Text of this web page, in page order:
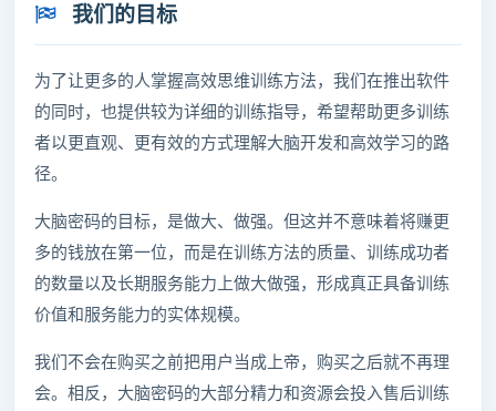
我们的目标
为了让更多的人掌握高效思维训练方法，我们在推出软件
的同时，也提供较为详细的训练指导，希望帮助更多训练
者以更直观、更有效的方式理解大脑开发和高效学习的路
径。
大脑密码的目标，是做大、做强。但这并不意味着将赚更
多的钱放在第一位，而是在训练方法的质量、训练成功者
的数量以及长期服务能力上做大做强，形成真正具备训练
价值和服务能力的实体规模。
我们不会在购买之前把用户当成上帝，购买之后就不再理
会。相反，大脑密码的大部分精力和资源会投入售后训练